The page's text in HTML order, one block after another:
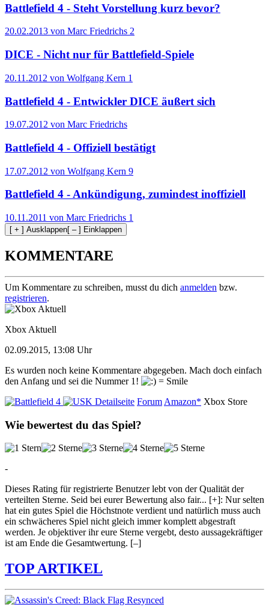
Battlefield 4 - Steht Vorstellung kurz bevor?
20.02.2013 von Marc Friedrichs 2
DICE - Nicht nur für Battlefield-Spiele
20.11.2012 von Wolfgang Kern 1
Battlefield 4 - Entwickler DICE äußert sich
19.07.2012 von Marc Friedrichs
Battlefield 4 - Offiziell bestätigt
17.07.2012 von Wolfgang Kern 9
Battlefield 4 - Ankündigung, zumindest inoffiziell
10.11.2011 von Marc Friedrichs 1
[ + ] Ausklappen[ – ] Einklappen
KOMMENTARE
Um Kommentare zu schreiben, musst du dich anmelden bzw.
registrieren.
Xbox Aktuell
02.09.2015, 13:08 Uhr
Es wurden noch keine Kommentare abgegeben. Mach doch einfach
den Anfang und sei die Nummer 1!
Detailseite Forum Amazon* Xbox Store
Wie bewertest du das Spiel?
-
Dieses Rating für registrierte Benutzer lebt von der Qualität der
verteilten Sterne. Seid bei eurer Bewertung also fair... [+]: Nur selten
hat ein gutes Spiel die Höchstnote verdient und natürlich muss auch
ein schwächeres Spiel nicht gleich immer komplett abgestraft
werden. Je objektiver ihr eure Sterne vergebt, desto aussagekräftiger
ist am Ende die Gesamtwertung. [–]
TOP ARTIKEL